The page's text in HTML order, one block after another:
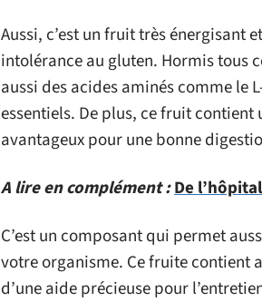
Aussi, c’est un fruit très énergisant
intolérance au gluten. Hormis tous
aussi des acides aminés comme le
essentiels. De plus, ce fruit
avantageux pour une bonne
A lire en complément :De
C’est un composant qui permet
votre organisme. Ce fruite contient
d’une aide précieuse pour